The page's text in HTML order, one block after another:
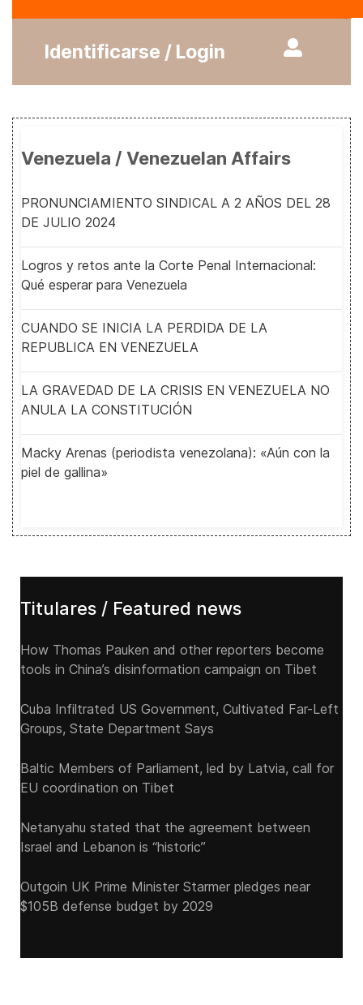
Identificarse / Login
Venezuela / Venezuelan Affairs
PRONUNCIAMIENTO SINDICAL A 2 AÑOS DEL 28
DE JULIO 2024
Logros y retos ante la Corte Penal Internacional:
Qué esperar para Venezuela
CUANDO SE INICIA LA PERDIDA DE LA
REPUBLICA EN VENEZUELA
LA GRAVEDAD DE LA CRISIS EN VENEZUELA NO
ANULA LA CONSTITUCIÓN
Macky Arenas (periodista venezolana): «Aún con la
piel de gallina»
Titulares / Featured news
How Thomas Pauken and other reporters become
tools in China’s disinformation campaign on Tibet
Cuba Infiltrated US Government, Cultivated Far-Left
Groups, State Department Says
Baltic Members of Parliament, led by Latvia, call for
EU coordination on Tibet
Netanyahu stated that the agreement between
Israel and Lebanon is “historic”
Outgoin UK Prime Minister Starmer pledges near
$105B defense budget by 2029